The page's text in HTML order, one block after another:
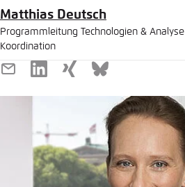
Matthias Deutsch
Programmleitung Technologien &
Koordination
E-
Mail
LinkedInXing Bluesky